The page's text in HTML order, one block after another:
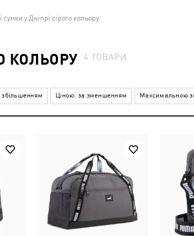
сумки у Дніпрі сірого кольору
КОЛЬОРУ 4 ТОВАРИ
збільшенням Ціною: за зменшенням Максимальною